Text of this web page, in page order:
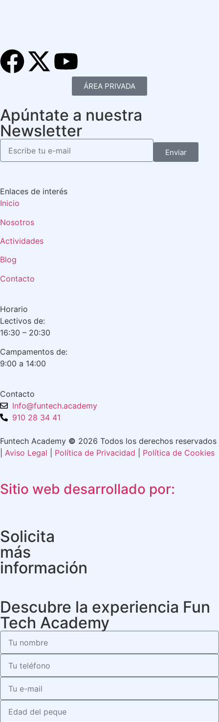
ÁREA PRIVADA
Apúntate a nuestra
Newsletter
Enviar
Enlaces de interés
Inicio
Nosotros
Actividades
Blog
Contacto
Horario
Lectivos de:
16:30 – 20:30
Campamentos de:
9:00 a 14:00
Contacto
Info@funtech.academy
910 28 34 41
Funtech Academy © 2026 Todos los derechos reservados
Aviso Legal Política de Privacidad Política de Cookies
Sitio web desarrollado por:
Solicita
más
información
Descubre la experiencia Fun
Tech Academy